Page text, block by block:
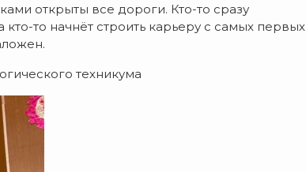
открыты все дороги. Кто-то сразу
то начнёт строить карьеру с самых первых
техникума